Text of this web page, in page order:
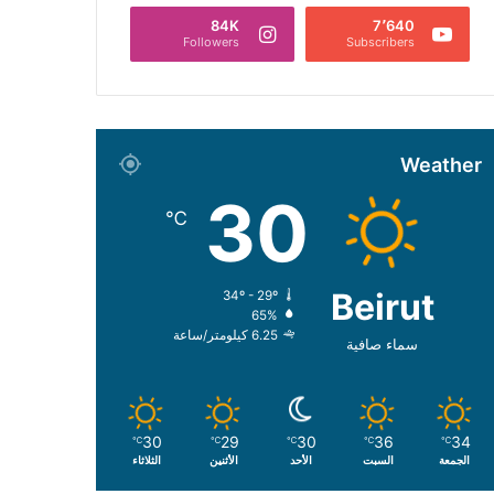
7٬640
Subscribers
84K
Followers
Weather
Beirut
سماء صافية
30
℃
34º - 29º
65%
6.25 كيلومتر/ساعة
34
℃
الجمعة
36
℃
السبت
30
℃
الأحد
29
℃
الأثنين
30
℃
الثلاثاء